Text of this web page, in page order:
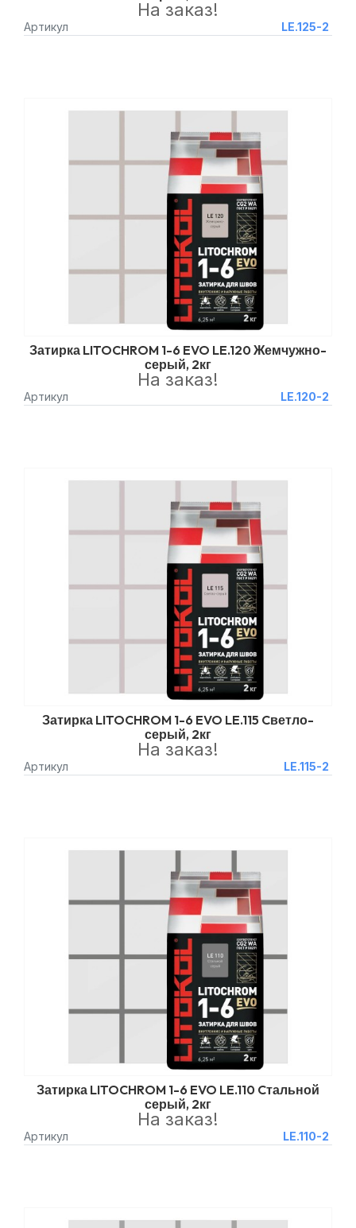
Артикул LE.125-2
На заказ!
Затирка LITOCHROM 1-6 EVO LE.120 Жемчужно-
серый, 2кг
Артикул LE.120-2
На заказ!
Затирка LITOCHROM 1-6 EVO LE.115 Cветло-
серый, 2кг
Артикул LE.115-2
На заказ!
Затирка LITOCHROM 1-6 EVO LE.110 Cтальной
серый, 2кг
Артикул LE.110-2
На заказ!